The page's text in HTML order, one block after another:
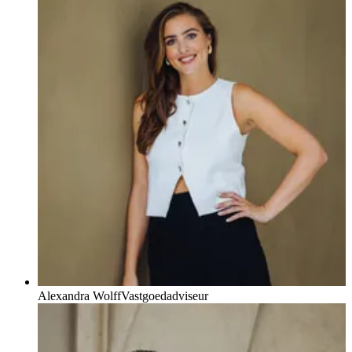
Alexandra WolffVastgoedadviseur